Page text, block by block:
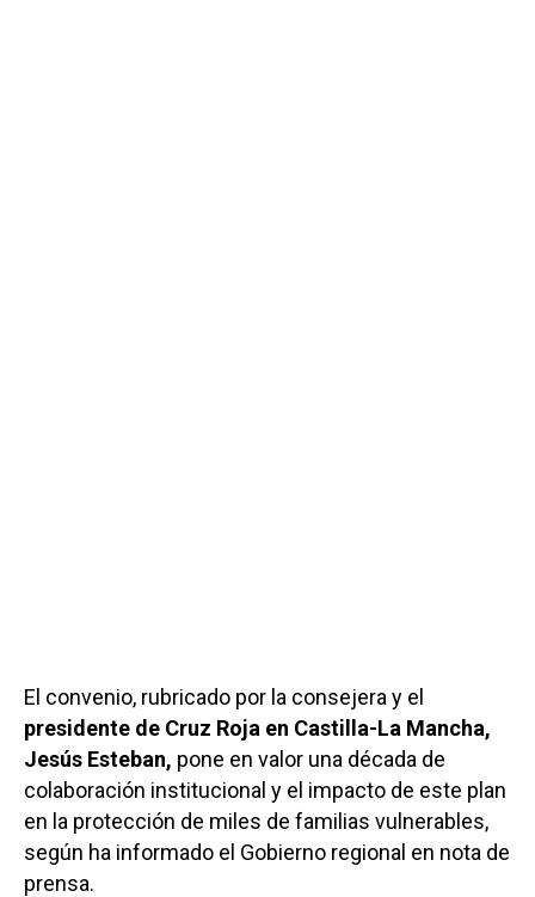
El convenio, rubricado por la consejera y el
presidente de Cruz Roja en Castilla-La Mancha,
Jesús Esteban, pone en valor una década de
colaboración institucional y el impacto de este plan
en la protección de miles de familias vulnerables,
según ha informado el Gobierno regional en nota de
prensa.